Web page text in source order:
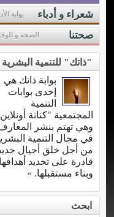
شعراء و أدباء بوابة
صحتنا الصحة و
"ذاتك" للتنمية البشرية
بوابة ذاتك هي
إحدى بوابات
التنمية
المجتمعية "كنانة
وهي تهتم بنشر
في مجال التنمية
من أجل خلق أجيال
قادرة على تحديد أهدافها
وبناء مستقبلها. »
ابحث